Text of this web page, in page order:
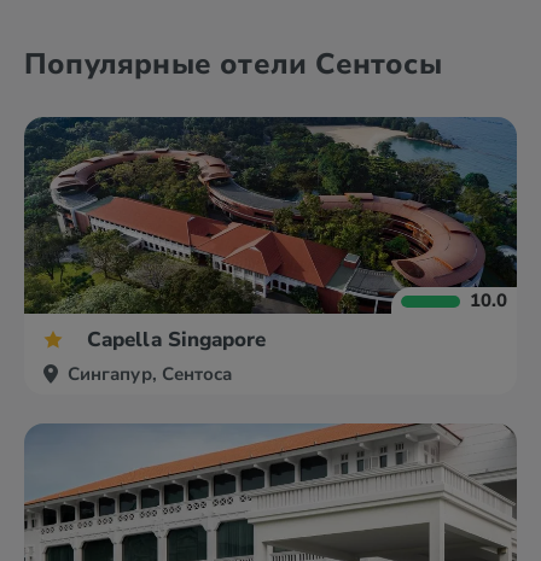
Популярные отели Сентосы
10.0
Capella Singapore
Сингапур, Сентоса